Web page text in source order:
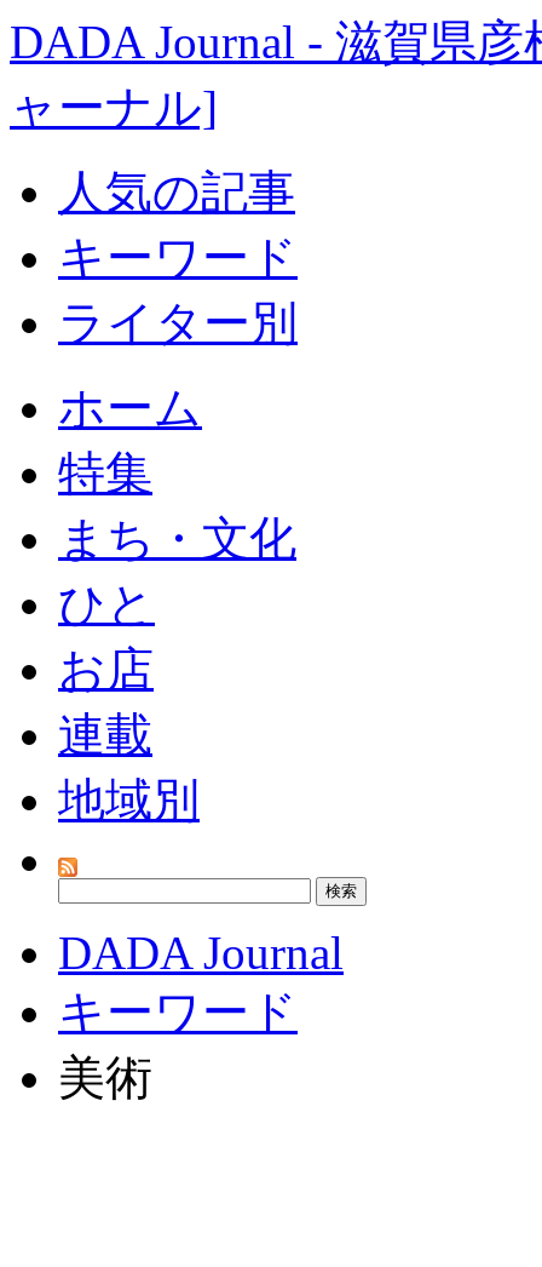
DADA Journal - 滋賀県
ャーナル]
人気の記事
キーワード
ライター別
ホーム
特集
まち・文化
ひと
お店
連載
地域別
DADA Journal
キーワード
美術